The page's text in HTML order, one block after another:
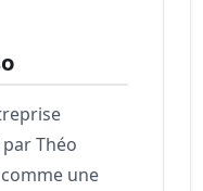
Théo
une